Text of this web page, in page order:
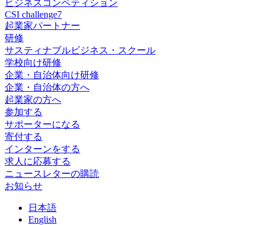
ビジネスコンペティション
CSI challenge7
起業家パートナー
研修
サスティナブルビジネス・スクール
学校向け研修
企業・自治体向け研修
企業・自治体の方へ
起業家の方へ
参加する
サポーターになる
寄付する
インターンをする
求人に応募する
ニュースレターの購読
お知らせ
日 本語
English